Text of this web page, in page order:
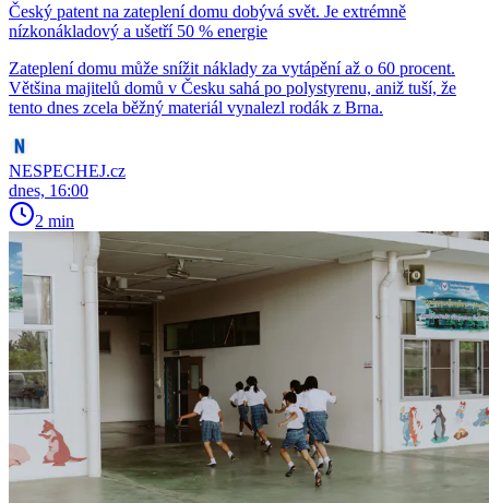
Český patent na zateplení domu dobývá svět. Je extrémně
nízkonákladový a ušetří 50 % energie
Zateplení domu může snížit náklady za vytápění až o 60 procent.
Většina majitelů domů v Česku sahá po polystyrenu, aniž tuší, že
tento dnes zcela běžný materiál vynalezl rodák z Brna.
NESPECHEJ.cz
dnes, 16:00
2 min